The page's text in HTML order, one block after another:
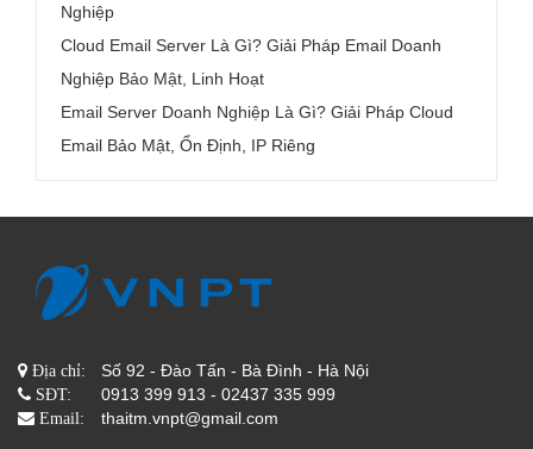
Nghiệp
Cloud Email Server Là Gì? Giải Pháp Email Doanh
Nghiệp Bảo Mật, Linh Hoạt
Email Server Doanh Nghiệp Là Gì? Giải Pháp Cloud
Email Bảo Mật, Ổn Định, IP Riêng
Địa chỉ: Số 92 - Đào Tấn - Bà Đình - Hà Nội
SĐT: 0913 399 913 - 02437 335 999
Email: thaitm.vnpt@gmail.com